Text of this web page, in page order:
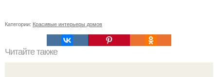
Категории: Красивые интерьеры домов
Читайте также